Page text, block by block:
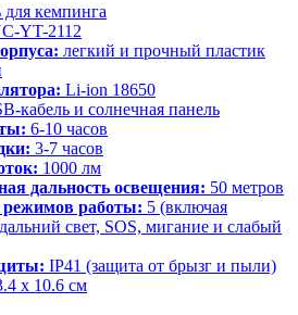
для кемпинга
YT-2112
легкий и прочный пластик
Li-ion 18650
кабель и солнечная панель
6-10 часов
3-7 часов
1000 лм
дальность освещения: 50 метров
режимов работы: 5 (включая
свет, SOS, мигание и слабый
IP41 (защита от брызг и пыли)
х 10.6 см